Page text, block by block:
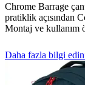
Chrome Barrage
pratiklik açısından
Montaj ve kullanım
Daha fazla bilgi